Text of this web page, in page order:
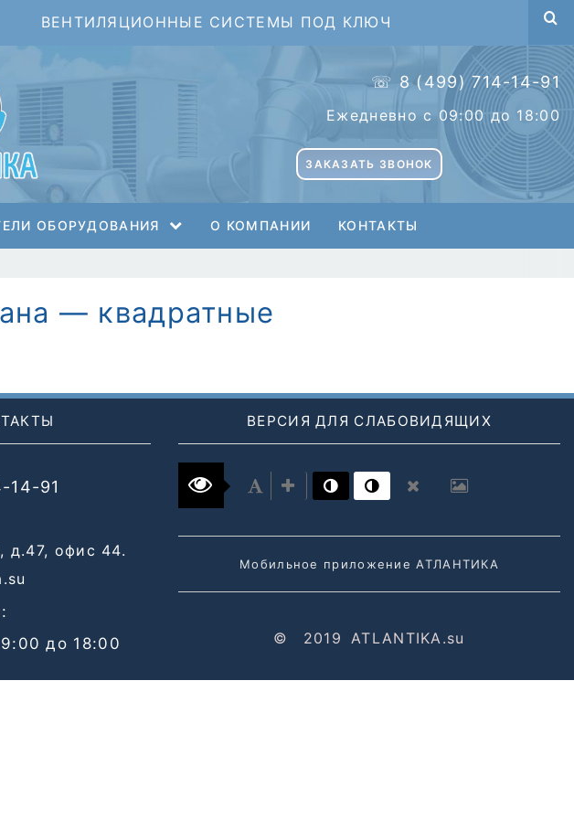
ВЕНТИЛЯЦИОННЫЕ СИСТЕМЫ ПОД КЛЮЧ
☏ 8 (499) 714-14-91
Ежедневно с 09:00 до 18:00
ЗАКАЗАТЬ ЗВОНОК
ОБОРУДОВАНИЯ О КОМПАНИИ КОНТАКТЫ
— квадратные
91
д.47, офис 44.
до 18:00
ВЕРСИЯ ДЛЯ СЛАБОВИДЯЩИХ
Мобильное приложение АТЛАНТИКА
© 2019 ATLANTIKA.su